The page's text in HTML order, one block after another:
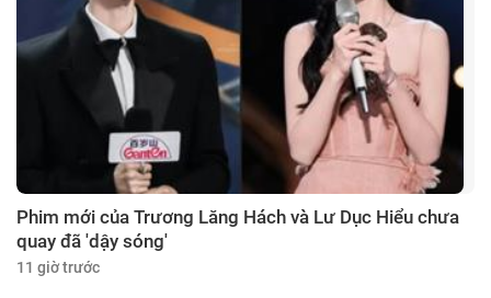
Phim mới của Trương Lăng Hách và Lư Dục Hiểu chưa
quay đã 'dậy sóng'
11 giờ trước